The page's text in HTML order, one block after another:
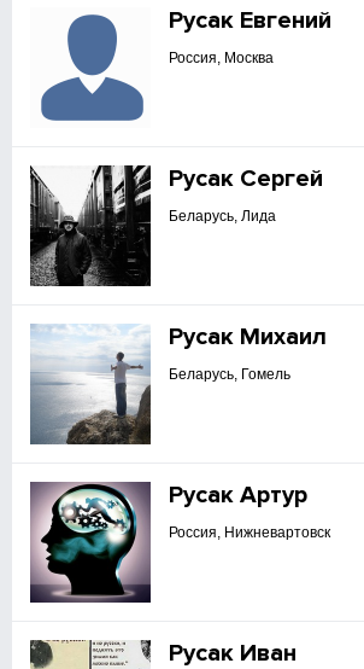
Русак Евгений
Россия, Москва
Русак Сергей
Беларусь, Лида
Русак Михаил
Беларусь, Гомель
Русак Артур
Россия, Нижневартовск
Русак Иван